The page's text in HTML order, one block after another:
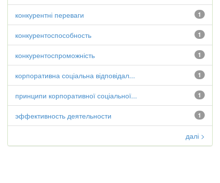
1
конкурентні переваги
1
конкурентоспособность
1
конкурентоспроможність
1
корпоративна соціальна відповідал...
1
принципи корпоративної соціальної...
1
эффективность деятельности
далі >